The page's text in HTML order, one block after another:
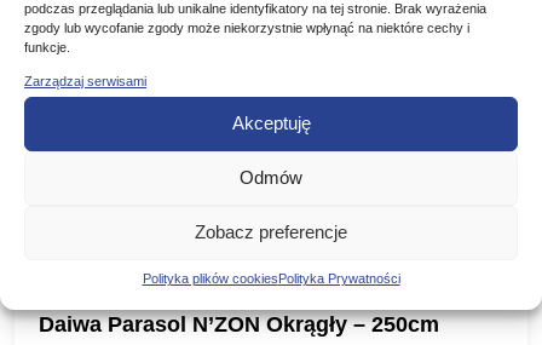
podczas przeglądania lub unikalne identyfikatory na tej stronie. Brak wyrażenia
zgody lub wycofanie zgody może niekorzystnie wpłynąć na niektóre cechy i
funkcje.
Zarządzaj serwisami
Akceptuję
Odmów
Zobacz preferencje
Polityka plików cookiesPolityka Prywatności
Daiwa Parasol N’ZON Okrągły – 250cm